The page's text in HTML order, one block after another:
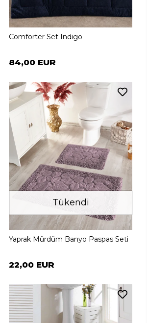
Comforter Set Indigo
84,00 EUR
Tükendi
Yaprak Mürdüm Banyo Paspas Seti
22,00 EUR